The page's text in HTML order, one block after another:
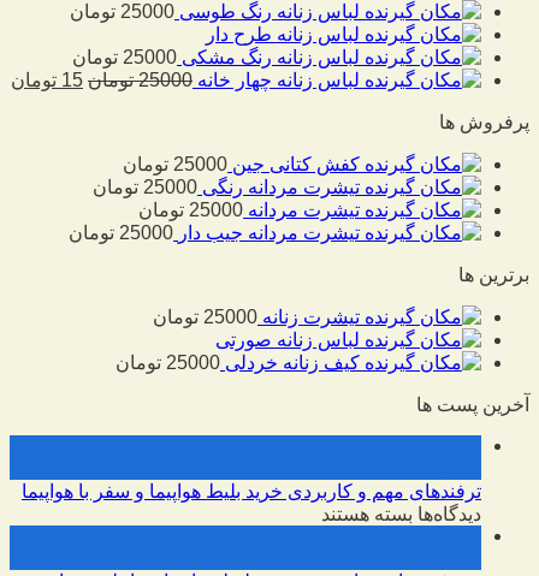
لباس زنانه رنگ طوسی 25000 تومان
لباس زنانه طرح دار
لباس زنانه رنگ مشکی 25000 تومان
لباس زنانه چهار خانه 25000 تومان 15 تومان
پرفروش ها
کفش کتانی جین 25000 تومان
تیشرت مردانه رنگی 25000 تومان
تیشرت مردانه 25000 تومان
تیشرت مردانه جیب دار 25000 تومان
برترین ها
تیشرت زنانه 25000 تومان
لباس زنانه صورتی
کیف زنانه خردلی 25000 تومان
آخرین پست ها
ترفندهای مهم و کاربردی خرید بلیط هواپیما و سفر با هواپیما
دیدگاه‌ها برای
بسته هستند